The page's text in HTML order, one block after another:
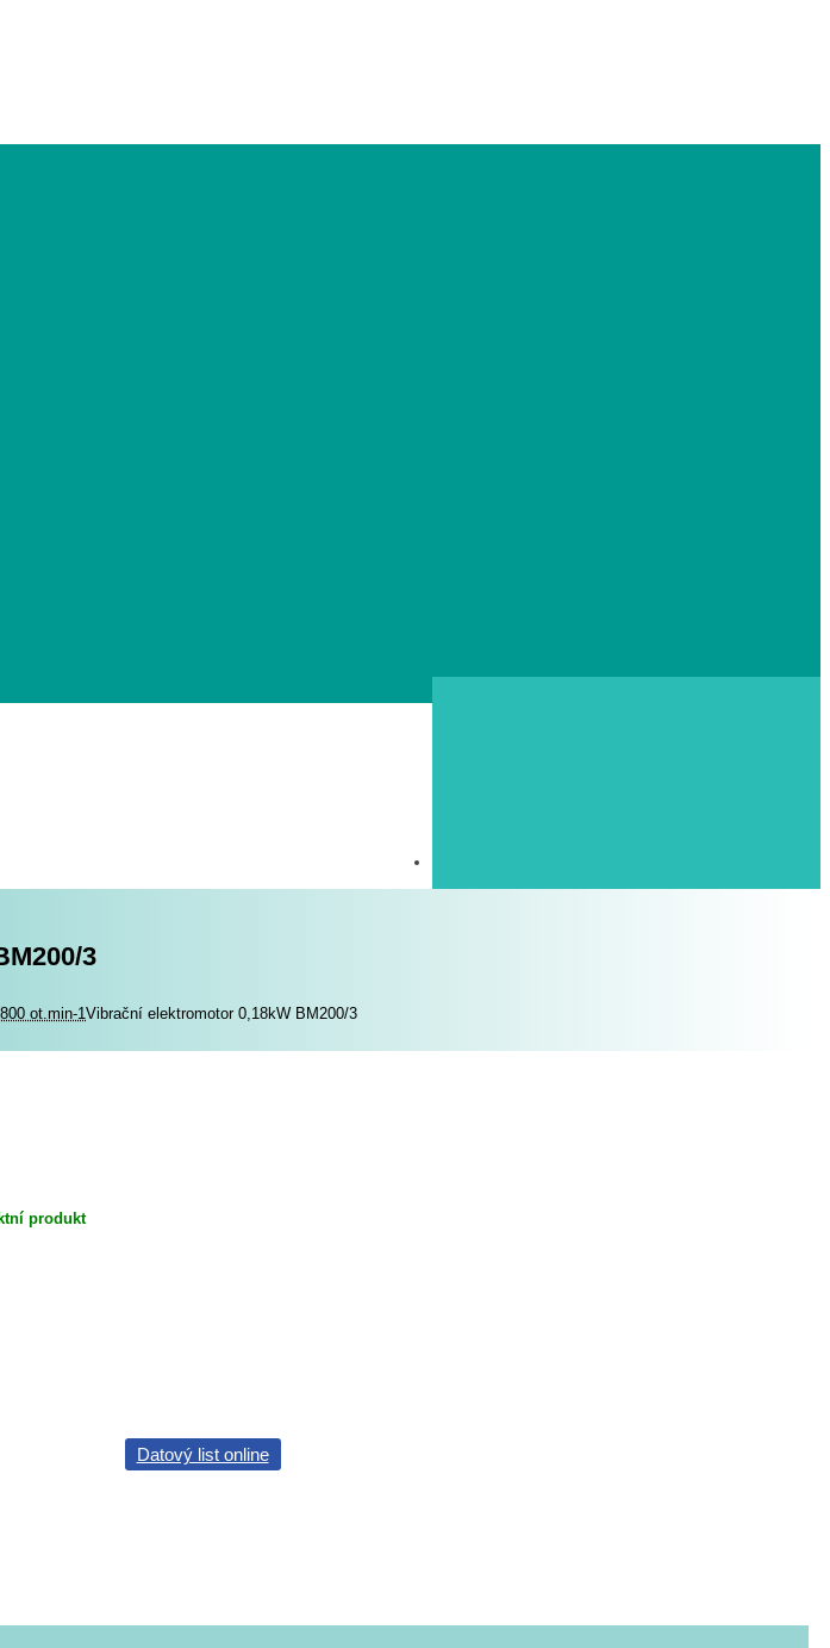
3
ot.min-1Vibrační elektromotor 0,18kW BM200/3
produkt
Datový list online